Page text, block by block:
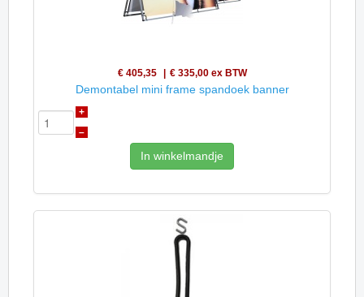
€ 405,35 € 335,00 ex BTW
Demontabel mini frame spandoek banner
+
–
In winkelmandje